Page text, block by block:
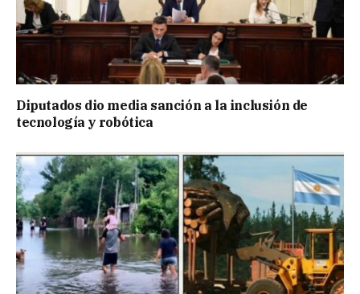
Diputados dio media sanción a la inclusión de
tecnología y robótica